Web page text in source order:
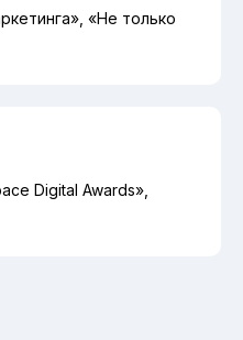
«Не только
Digital Awards»,